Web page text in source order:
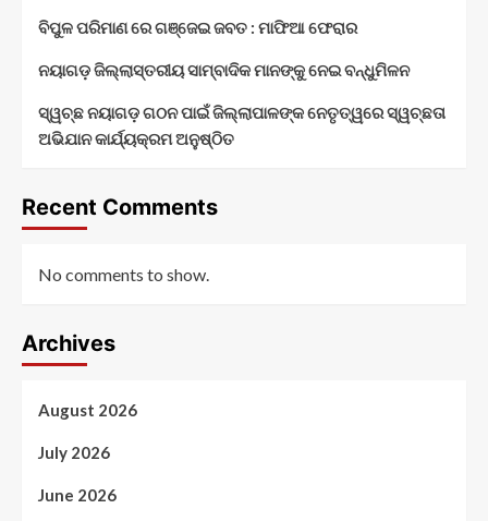
ବିପୁଳ ପରିମାଣ ରେ ଗଞ୍ଜେଇ ଜବତ : ମାଫିଆ ଫେରାର
ନୟାଗଡ଼ ଜିଲ୍ଲାସ୍ତରୀୟ ସାମ୍ବାଦିକ ମାନଙ୍କୁ ନେଇ ବନ୍ଧୁମିଳନ
ସ୍ୱଚ୍ଛ ନୟାଗଡ଼ ଗଠନ ପାଇଁ ଜିଲ୍ଲାପାଳଙ୍କ ନେତୃତ୍ୱରେ ସ୍ୱଚ୍ଛତା
ଅଭିଯାନ କାର୍ଯ୍ୟକ୍ରମ ଅନୁଷ୍ଠିତ
Recent Comments
No comments to show.
Archives
August 2026
July 2026
June 2026